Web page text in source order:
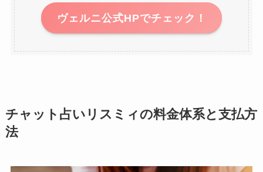
ヴェルニ公式HPでチェック！
チャット占いリスミィの料金体系と支払方
法